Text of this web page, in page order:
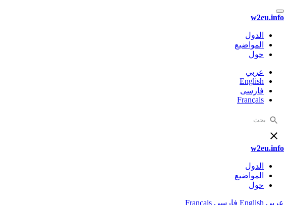
w2eu.info
الدول
المواضيع
حول
عربي
English
فارسی
Français
w2eu.info
الدول
المواضيع
حول
عربي English فارسی Français